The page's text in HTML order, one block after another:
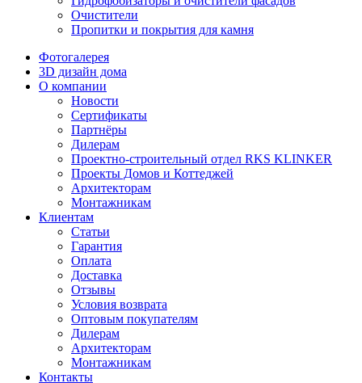
Очистители
Пропитки и покрытия для камня
Фотогалерея
3D дизайн дома
О компании
Новости
Сертификаты
Партнёры
Дилерам
Проектно-строительный отдел RKS KLINKER
Проекты Домов и Коттеджей
Архитекторам
Монтажникам
Клиентам
Статьи
Гарантия
Оплата
Доставка
Отзывы
Условия возврата
Оптовым покупателям
Дилерам
Архитекторам
Монтажникам
Контакты